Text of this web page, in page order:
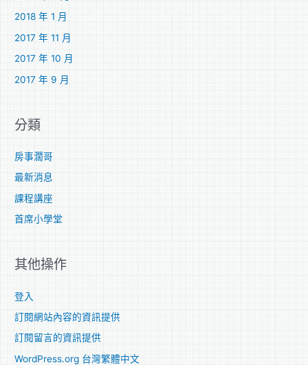
2018 年 1 月
2017 年 11 月
2017 年 10 月
2017 年 9 月
分類
房事濶哥
最新消息
課程講座
首席小學堂
其他操作
登入
訂閱網站內容的資訊提供
訂閱留言的資訊提供
WordPress.org 台灣繁體中文